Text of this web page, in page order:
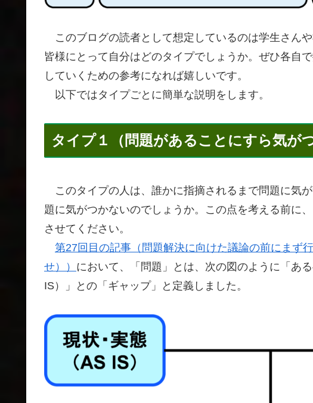
このブログの読者として想定しているのは学生さん
皆様にとって自分はどのタイプでしょうか。ぜひ各自
していくための参考になれば嬉しいです。
以下ではタイプごとに簡単な説明をします。
タイプ１（問題があることにすら気が
このタイプの人は、誰かに指摘されるまで問題に気
題に気がつかないのでしょうか。この点を考える前に
させてください。
第27回目の記事（問題解決に向けた議論の前にまず
せ）） において、「問題」とは、次の図のように「あ
IS）」との「ギャップ」と定義しました。